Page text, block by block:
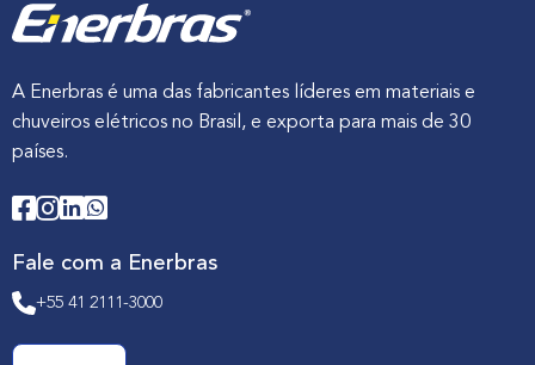
A Enerbras é uma das fabricantes líderes em materiais e
chuveiros elétricos no Brasil, e exporta para mais de 30
países.
Fale com a Enerbras
+55 41 2111-3000